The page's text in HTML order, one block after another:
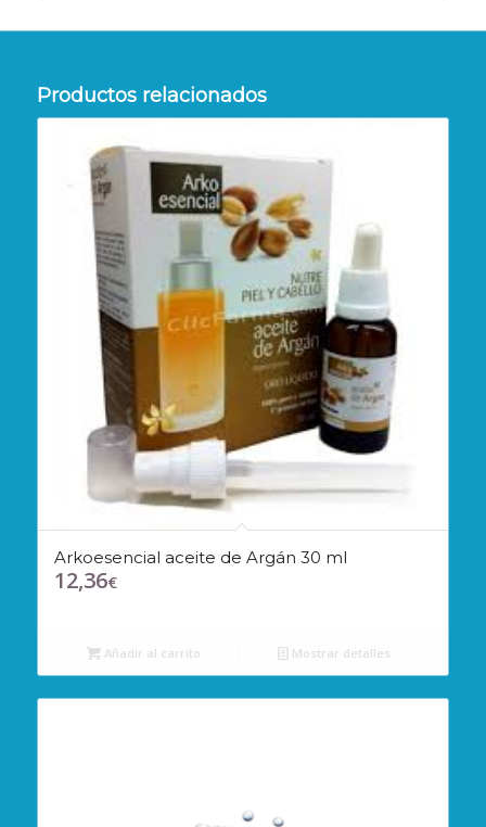
Productos relacionados
Arkoesencial aceite de Argán 30 ml
12,36€
Añadir al carrito Mostrar detalles